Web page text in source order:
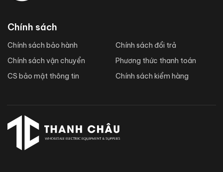
Chính sách
Chính sách bảo hành
Chính sách vận chuyển
CS bảo mật thông tin
Chính sách đổi trả
Phương thức thanh toán
Chính sách kiểm hàng